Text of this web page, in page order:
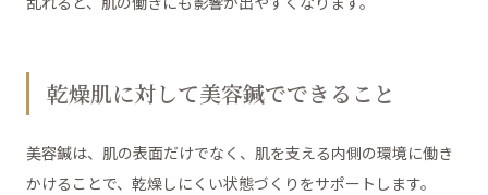
乾燥肌に対して美容鍼でできること
美容鍼は、肌の表面だけでなく、肌を支える内側の環境に働き
かけることで、乾燥しにくい状態づくりをサポートします。